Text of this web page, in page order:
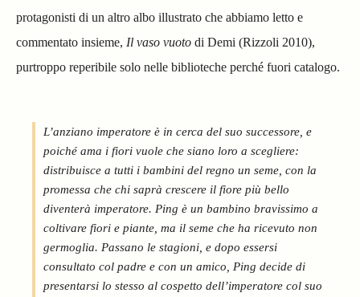
protagonisti di un altro albo illustrato che abbiamo letto e
commentato insieme, Il vaso vuoto di Demi (Rizzoli 2010),
purtroppo reperibile solo nelle biblioteche perché fuori catalogo.
L’anziano imperatore è in cerca del suo successore, e
poiché ama i fiori vuole che siano loro a scegliere:
distribuisce a tutti i bambini del regno un seme, con la
promessa che chi saprà crescere il fiore più bello
diventerà imperatore. Ping è un bambino bravissimo a
coltivare fiori e piante, ma il seme che ha ricevuto non
germoglia. Passano le stagioni, e dopo essersi
consultato col padre e con un amico, Ping decide di
presentarsi lo stesso al cospetto dell’imperatore col suo